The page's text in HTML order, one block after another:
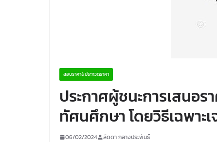
สอบราคา&ประกวดราคา
ประกาศผู้ชนะการเสนอร
ทัศนศึกษา โดยวิธีเฉพาะเ
06/02/2024 ลัดดา กลางประพันธ์